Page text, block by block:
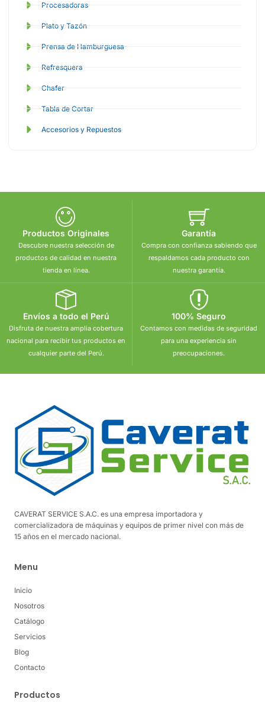
Procesadoras
Plato y Tazón
Prensa de Hamburguesa
Refresquera
Chafer
Tabla de Cortar
Accesorios y Repuestos
Productos Originales
Descubre nuestra selección de
productos de calidad en nuestra
tienda en línea.
Garantía
Compra con confianza sabiendo que
respaldamos cada producto con
nuestra garantía.
Envíos a todo el Perú
Disfruta de nuestra amplia cobertura
nacional para recibir tus productos en
cualquier parte del Perú.
100% Seguro
Contamos con medidas de seguridad
para una experiencia sin
preocupaciones.
CAVERAT SERVICE S.A.C. es una empresa importadora y
comercializadora de máquinas y equipos de primer nivel con más de
15 años en el mercado nacional.
Menu
Inicio
Nosotros
Catálogo
Servicios
Blog
Contacto
Productos